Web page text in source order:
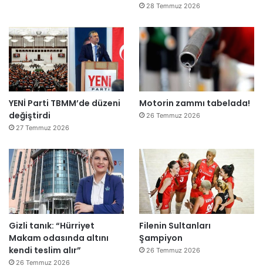
28 Temmuz 2026
YENİ Parti TBMM’de düzeni
değiştirdi
27 Temmuz 2026
Motorin zammı tabelada!
26 Temmuz 2026
Gizli tanık: “Hürriyet
Makam odasında altını
kendi teslim alır”
26 Temmuz 2026
Filenin Sultanları
Şampiyon
26 Temmuz 2026